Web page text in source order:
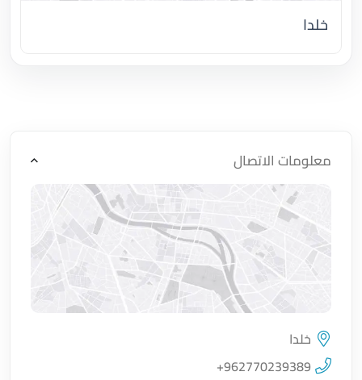
خلدا
معلومات الاتصال
اضغط لتحميل الموقع
خلدا
+962770239389